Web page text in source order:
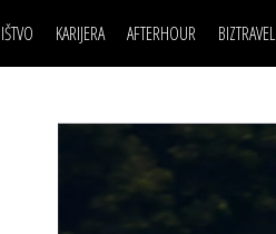
KARIJERA
MOJ UGAO
AFTERHOUR
KNJIGE
AUTO SVET
BIZTRAVEL
POSAO
MOJ UGAO
KNOW-HOW
FILM I SCENA
AUTO SVET
WELLBEING